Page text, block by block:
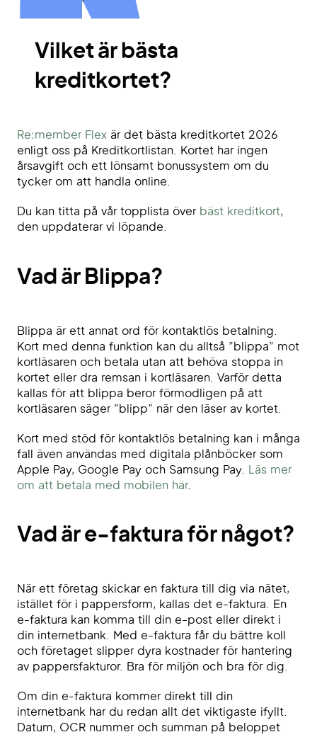
Vilket är bästa
kreditkortet?
Re:member Flex är det bästa kreditkortet 2026
enligt oss på Kreditkortlistan. Kortet har ingen
årsavgift och ett lönsamt bonussystem om du
tycker om att handla online.
Du kan titta på vår topplista över bäst kreditkort,
den uppdaterar vi löpande.
Vad är Blippa?
Blippa är ett annat ord för kontaktlös betalning.
Kort med denna funktion kan du alltså ”blippa” mot
kortläsaren och betala utan att behöva stoppa in
kortet eller dra remsan i kortläsaren. Varför detta
kallas för att blippa beror förmodligen på att
kortläsaren säger ”blipp” när den läser av kortet.
Kort med stöd för kontaktlös betalning kan i många
fall även användas med digitala plånböcker som
Apple Pay, Google Pay och Samsung Pay.
Läs mer
om att betala med mobilen här.
Vad är e-faktura för något?
När ett företag skickar en faktura till dig via nätet,
istället för i pappersform, kallas det e-faktura. En
e-faktura kan komma till din e-post eller direkt i
din internetbank. Med e-faktura får du bättre koll
och företaget slipper dyra kostnader för hantering
av pappersfakturor. Bra för miljön och bra för dig.
Om din e-faktura kommer direkt till din
internetbank har du redan allt det viktigaste ifyllt.
Datum, OCR nummer och summan på beloppet